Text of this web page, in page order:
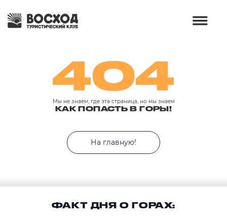
404
Мы не знаем, где эта страница, но мы знаем
КАК ПОПАСТЬ В ГОРЫ!
На главную!
ФАКТ ДНЯ О ГОРАХ: